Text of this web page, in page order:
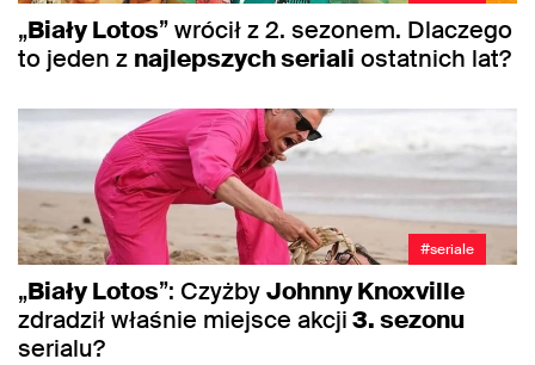
„Biały Lotos” wrócił z 2. sezonem. Dlaczego
to jeden z najlepszych seriali ostatnich lat?
#seriale
„Biały Lotos”: CzyżbyJohnny Knoxville
zdradził właśnie miejsce akcji3. sezonu
serialu?